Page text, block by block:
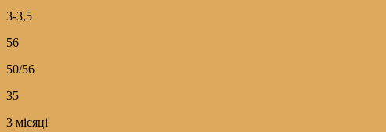
3-3,5
56
50/56
35
3 місяці